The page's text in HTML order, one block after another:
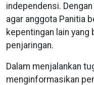
independensi.
agar anggota Panitia
kepentingan lain yang
penjaringan.
Dalam menjalankan
menginformasikan